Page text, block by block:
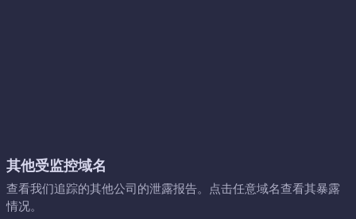
其他受监控域名
查看我们追踪的其他公司的泄露报告。点击任意域名查看其暴露
情况。